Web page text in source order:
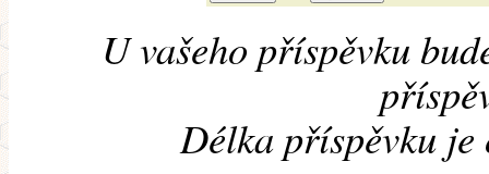
U vašeho příspěvku
Délka příspěvku je